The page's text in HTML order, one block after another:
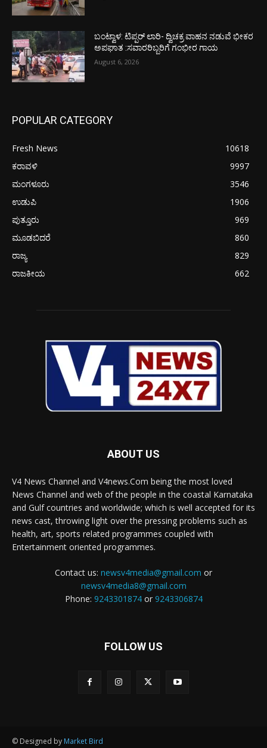
ಬಂಟ್ವಾಳ: ಟಿಪ್ಪರ್ ಲಾರಿ- ದ್ವಿಚಕ್ರ ವಾಹನ ನಡುವೆ ಭೀಕರ
ಅಪಘಾತ :ಸವಾರರಿಬ್ಬರಿಗೆ ಗಂಭೀರ ಗಾಯ
August 6, 2026
POPULAR CATEGORY
Fresh News
10618
ಕರಾವಳಿ
9997
ಮಂಗಳೂರು
3546
ಉಡುಪಿ
1906
ಪುತ್ತೂರು
969
ಮೂಡಬಿದರೆ
860
ರಾಜ್ಯ
829
ರಾಜಕೀಯ
662
ABOUT US
V4 News Channel and V4news.Com being the most loved
News Channel and web of the people in the coastal Karnataka
and Gulf countries and worldwide; which is well accepted for its
news cast, throwing light over the pressing problems such as
health, art, sports related programmes coupled with
Entertainment oriented programmes.
Contact us: newsv4media@gmail.com or
newsv4media8@gmail.com
Phone: 9243301874or 9243306874
FOLLOW US
© Designed by Market Bird